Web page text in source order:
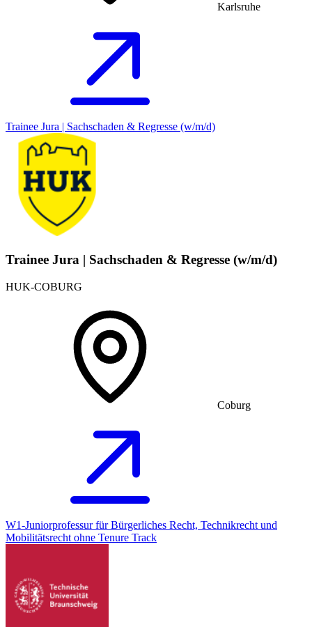
Karlsruhe
Trainee Jura | Sachschaden & Regresse (w/m/d)
Trainee Jura | Sachschaden & Regresse (w/m/d)
HUK-COBURG
Coburg
W1-Juniorprofessur für Bürgerliches Recht, Technikrecht und
Mobilitätsrecht ohne Tenure Track